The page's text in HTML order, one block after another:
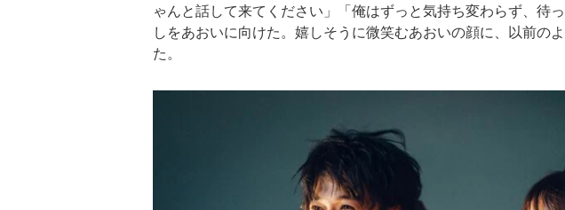
ゃんと話して来てください」「俺はずっと気持ち変わらず、待
しをあおいに向けた。嬉しそうに微笑むあおいの顔に、以前の
た。